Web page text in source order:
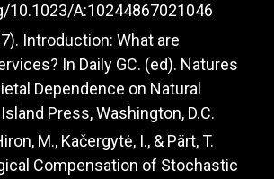
10.1023/A:10244867021046
Introduction: What are
In Daily GC. (ed). Natures
Dependence on Natural
Press, Washington, D.C.
M., Kačergytė, I., & Pärt, T.
Compensation of Stochastic